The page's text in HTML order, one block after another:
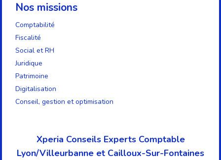
Nos missions
Comptabilité
Fiscalité
Social et RH
Juridique
Patrimoine
Digitalisation
Conseil, gestion et optimisation
Xperia Conseils Experts Comptable
Lyon/Villeurbanne et Cailloux-Sur-Fontaines